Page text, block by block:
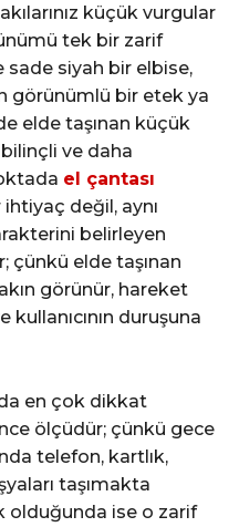
küçük vurgular
tek bir zarif
siyah bir elbise,
görünümlü bir etek ya
elde taşınan küçük
ve daha
el çantası
değil, aynı
belirleyen
çünkü elde taşınan
görünür, hareket
duruşuna
en çok dikkat
ölçüdür; çünkü gece
telefon, kartlık,
taşımakta
olduğunda ise o zarif